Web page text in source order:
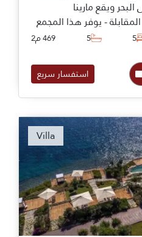
ويقع مارينا
- يوفر هذا المجمع
من ثلاث إلى خمس غرف
5
5 469 م2
استفسار سريع
Villa